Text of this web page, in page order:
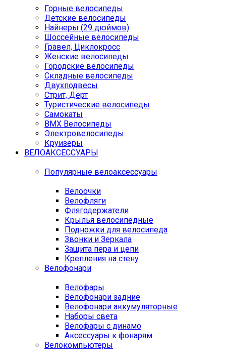
Горные велосипеды
Детские велосипеды
Найнеры (29 дюймов)
Шоссейные велосипеды
Гравел, Циклокросс
Женские велосипеды
Городcкие велосипеды
Складные велосипеды
Двухподвесы
Стрит, Дёрт
Туристические велосипеды
Самокаты
BMX Велосипеды
Электровелосипеды
Круизеры
ВЕЛОАКСЕССУАРЫ
Популярные велоаксессуары
Велоочки
Велофляги
Флягодержатели
Крылья велосипедные
Подножки для велосипеда
Звонки и Зеркала
Защита пера и цепи
Крепления на стену
Велофонари
Велофары
Велофонари задние
Велофонари аккумуляторные
Наборы света
Велофары с динамо
Аксессуары к фонарям
Велокомпьютеры